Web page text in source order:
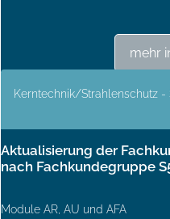
mehr
Kerntechnik/Strahlenschutz -
Aktualisierung der
nach Fachkundegruppe
Module AR, AU und AFA